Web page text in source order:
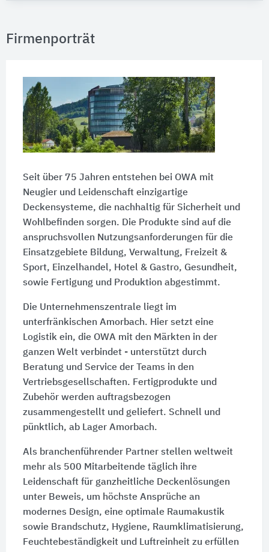
Firmenporträt
Seit über 75 Jahren entstehen bei OWA mit
Neugier und Leidenschaft einzigartige
Deckensysteme, die nachhaltig für Sicherheit und
Wohlbefinden sorgen. Die Produkte sind auf die
anspruchsvollen Nutzungsanforderungen für die
Einsatzgebiete Bildung, Verwaltung, Freizeit &
Sport, Einzelhandel, Hotel & Gastro, Gesundheit,
sowie Fertigung und Produktion abgestimmt.
Die Unternehmenszentrale liegt im
unterfränkischen Amorbach. Hier setzt eine
Logistik ein, die OWA mit den Märkten in der
ganzen Welt verbindet - unterstützt durch
Beratung und Service der Teams in den
Vertriebsgesellschaften. Fertigprodukte und
Zubehör werden auftragsbezogen
zusammengestellt und geliefert. Schnell und
pünktlich, ab Lager Amorbach.
Als branchenführender Partner stellen weltweit
mehr als 500 Mitarbeitendetäglich ihre
Leidenschaft für ganzheitliche Deckenlösungen
unter Beweis, um höchste Ansprüche an
modernes Design, eine optimale Raumakustik
sowie Brandschutz, Hygiene, Raumklimatisierung,
Feuchtebeständigkeit und Luftreinheit zu erfüllen